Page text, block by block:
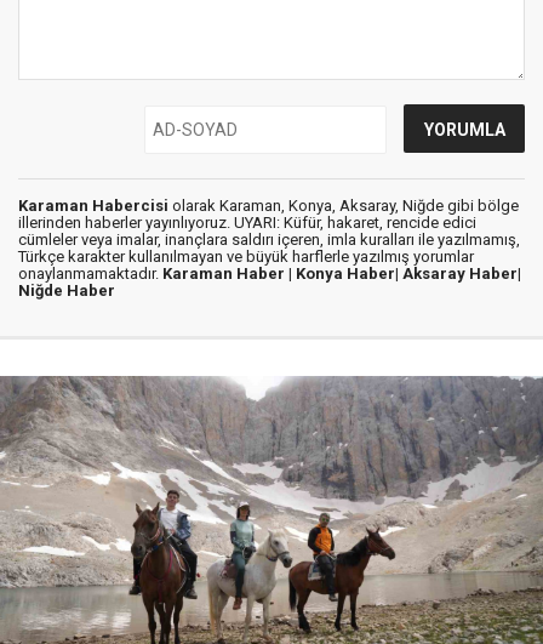
Karaman Habercisi olarak Karaman, Konya, Aksaray, Niğde gibi bölge
illerinden haberler yayınlıyoruz. UYARI: Küfür, hakaret, rencide edici
cümleler veya imalar, inançlara saldırı içeren, imla kuralları ile yazılmamış,
Türkçe karakter kullanılmayan ve büyük harflerle yazılmış yorumlar
onaylanmamaktadır. Karaman Haber | Konya Haber| Aksaray Haber|
Niğde Haber